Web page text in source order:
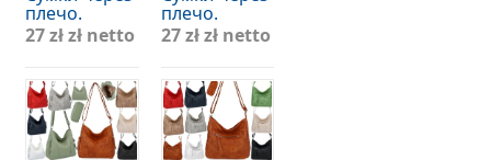
плечо.
27 złzł netto
плечо.
27 złzł netto